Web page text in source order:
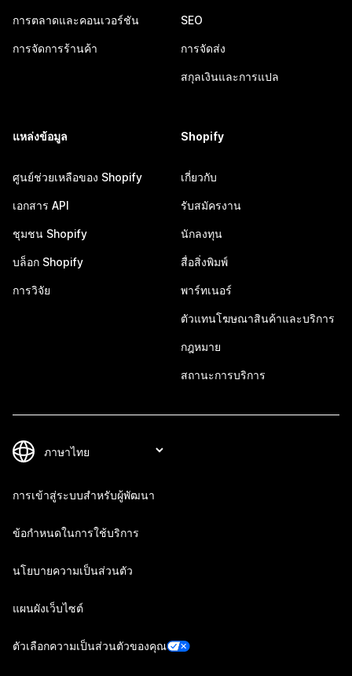
การตลาดและคอนเวอร์ชัน
การจัดการร้านค้า
SEO
การจัดส่ง
สกุลเงินและการแปล
แหล่งข้อมูล
ศูนย์ช่วยเหลือของ Shopify
เอกสาร API
ชุมชน Shopify
บล็อก Shopify
การวิจัย
Shopify
เกี่ยวกับ
รับสมัครงาน
นักลงทุน
สื่อสิ่งพิมพ์
พาร์ทเนอร์
ตัวแทนโฆษณาสินค้าและบริการ
กฎหมาย
สถานะการบริการ
การเข้าสู่ระบบสำหรับผู้พัฒนา
ข้อกำหนดในการใช้บริการ
นโยบายความเป็นส่วนตัว
แผนผังเว็บไซต์
ตัวเลือกความเป็นส่วนตัวของคุณ